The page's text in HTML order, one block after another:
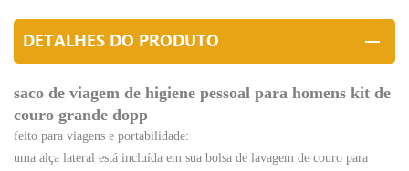
DETALHES DO PRODUTO
saco de viagem de higiene pessoal para homens kit de
couro grande dopp
feito para viagens e portabilidade:
uma alça lateral está incluída em sua bolsa de lavagem de couro para